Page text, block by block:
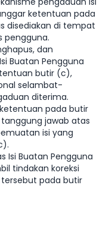
ketentuan pada
disediakan di tempat
pengguna.
dan
Buatan Pengguna
butir (c),
selambat-
diterima.
pada butir
jawab atas
isi yang
Isi Buatan Pengguna
tindakan koreksi
pada butir